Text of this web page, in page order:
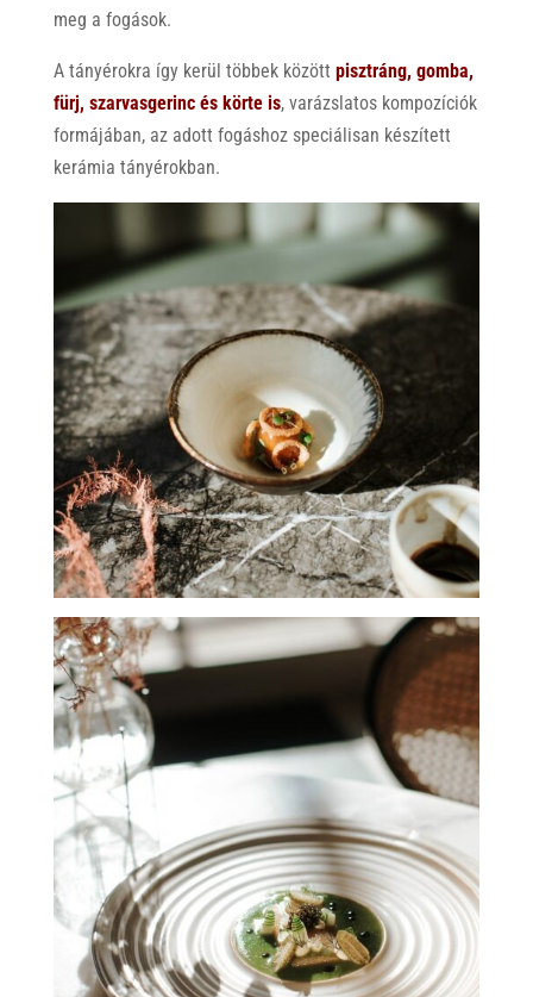
meg a fogások.
A tányérokra így kerül többek között pisztráng, gomba,
fürj, szarvasgerinc és körte is, varázslatos kompozíciók
formájában, az adott fogáshoz speciálisan készített
kerámia tányérokban.